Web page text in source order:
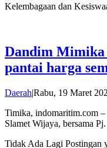
Kelembagaan dan
Dandim Mimika
pantai harga
Daerah|Rabu, 19 Maret
Timika, indomaritim.com
Slamet Wijaya, bersama Pj.
Tidak Ada Lagi Postingan